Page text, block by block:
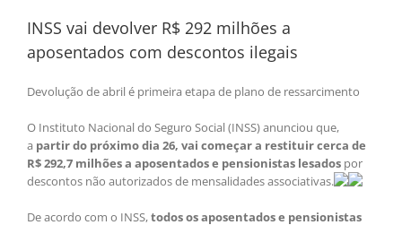
INSS vai devolver R$ 292 milhões a
aposentados com descontos ilegais
Devolução de abril é primeira etapa de plano de ressarcimento
O Instituto Nacional do Seguro Social (INSS) anunciou que,
a partir do próximo dia 26, vai começar a restituir cerca de
R$ 292,7 milhões a aposentados e pensionistas lesados por
descontos não autorizados de mensalidades associativas.
De acordo com o INSS,todos os aposentados e pensionistas